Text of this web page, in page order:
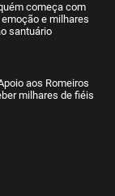
começa com
e milhares
santuário
aos Romeiros
milhares de fiéis